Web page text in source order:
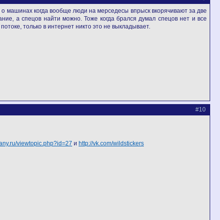
о машинах когда вообще люди на мерседесы впрыск вкорячивают за две
а спецов найти можно. Тоже когда брался думал спецов нет и все
только в интернет никто это не выкладывает.
#10
viewtopic.php?id=27 и http://vk.com/wildstickers